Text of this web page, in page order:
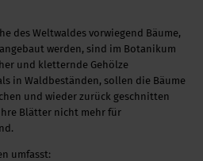
des Weltwaldes vorwiegend Bäume,
werden, sind im Botanikum
und kletternde Gehölze
in Waldbeständen, sollen die Bäume
und wieder zurück geschnitten
Blätter nicht mehr für
umfasst: